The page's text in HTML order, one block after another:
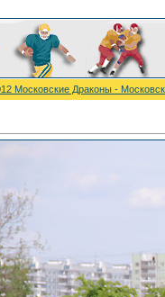
Московские Драконы -